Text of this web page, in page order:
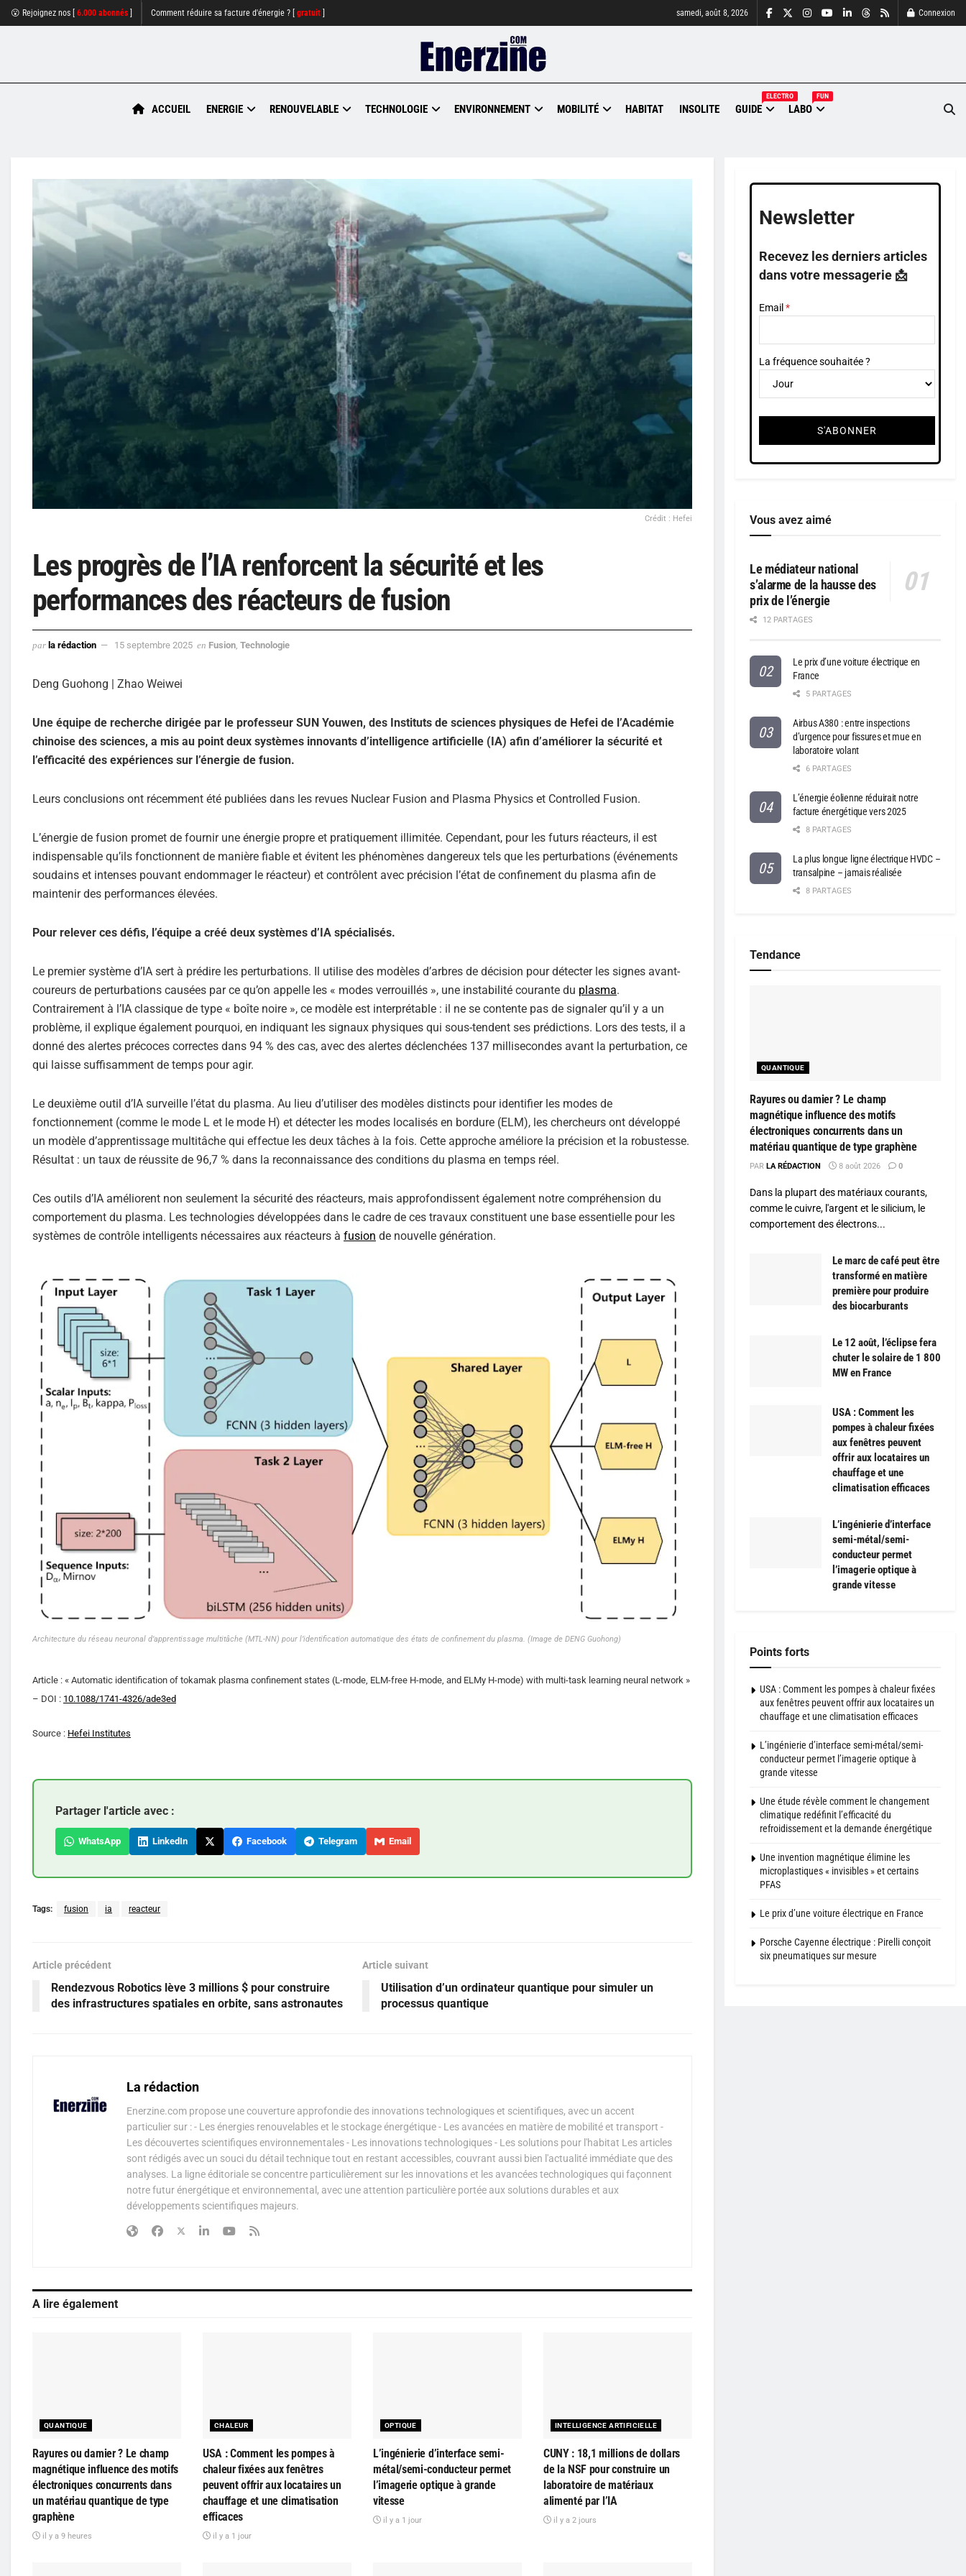
😮 Rejoignez nos [ 6.000 abonnés Comment réduire sa facture d'énergie ? [ gratuit samedi, août 8, 2026 Connexion
ACCUEIL ENERGIE RENOUVELABLE TECHNOLOGIE ENVIRONNEMENT MOBILITÉ HABITAT INSOLITE GUIDE
ELECTRO
LABO
FUN
Crédit : Hefei
Les progrès de l’IA renforcent la sécurité et les
performances des réacteurs de fusion
par la rédaction 15 septembre 2025 en Fusion Technologie
Deng Guohong | Zhao Weiwei
Une équipe de recherche dirigée par le professeur SUN Youwen, des Instituts de sciences physiques de Hefei de l’Académie
chinoise des sciences, a mis au point deux systèmes innovants d’intelligence artificielle (IA) afin d’améliorer la sécurité et
l’efficacité des expériences sur l’énergie de fusion.
Leurs conclusions ont récemment été publiées dans les revues Nuclear Fusion and Plasma Physics et Controlled Fusion.
L’énergie de fusion promet de fournir une énergie propre et pratiquement illimitée. Cependant, pour les futurs réacteurs, il est
indispensable qu’ils fonctionnent de manière fiable et évitent les phénomènes dangereux tels que les perturbations (événements
soudains et intenses pouvant endommager le réacteur) et contrôlent avec précision l’état de confinement du plasma afin de
maintenir des performances élevées.
Pour relever ces défis, l’équipe a créé deux systèmes d’IA spécialisés.
Le premier système d’IA sert à prédire les perturbations. Il utilise des modèles d’arbres de décision pour détecter les signes avant-
coureurs de perturbations causées par ce qu’on appelle les « modes verrouillés », une instabilité courante du plasma.
Contrairement à l’IA classique de type « boîte noire », ce modèle est interprétable : il ne se contente pas de signaler qu’il y a un
problème, il explique également pourquoi, en indiquant les signaux physiques qui sous-tendent ses prédictions. Lors des tests, il a
donné des alertes précoces correctes dans 94 % des cas, avec des alertes déclenchées 137 millisecondes avant la perturbation, ce
qui laisse suffisamment de temps pour agir.
Le deuxième outil d’IA surveille l’état du plasma. Au lieu d’utiliser des modèles distincts pour identifier les modes de
fonctionnement (comme le mode L et le mode H) et détecter les modes localisés en bordure (ELM), les chercheurs ont développé
un modèle d’apprentissage multitâche qui effectue les deux tâches à la fois. Cette approche améliore la précision et la robustesse.
Résultat : un taux de réussite de 96,7 % dans la reconnaissance des conditions du plasma en temps réel.
Ces outils d’IA améliorent non seulement la sécurité des réacteurs, mais approfondissent également notre compréhension du
comportement du plasma. Les technologies développées dans le cadre de ces travaux constituent une base essentielle pour les
systèmes de contrôle intelligents nécessaires aux réacteurs à fusion de nouvelle génération.
Architecture du réseau neuronal d’apprentissage multitâche (MTL-NN) pour l’identification automatique des états de confinement du plasma. (Image de DENG Guohong)
Article : « Automatic identification of tokamak plasma confinement states (L-mode, ELM-free H-mode, and ELMy H-mode) with multi-task learning neural network »
– DOI : 10.1088/1741-4326/ade3ed
Source : Hefei Institutes
Partager l'article avec :
WhatsApp LinkedIn Facebook Telegram Email
Tags: fusion ia reacteur
Article précédent
Rendezvous Robotics lève 3 millions $ pour construire
des infrastructures spatiales en orbite, sans astronautes
Article suivant
Utilisation d’un ordinateur quantique pour simuler un
processus quantique
La rédaction
Enerzine.com propose une couverture approfondie des innovations technologiques et scientifiques, avec un accent
particulier sur : - Les énergies renouvelables et le stockage énergétique - Les avancées en matière de mobilité et transport -
Les découvertes scientifiques environnementales - Les innovations technologiques - Les solutions pour l'habitat Les articles
sont rédigés avec un souci du détail technique tout en restant accessibles, couvrant aussi bien l'actualité immédiate que des
analyses. La ligne éditoriale se concentre particulièrement sur les innovations et les avancées technologiques qui façonnent
notre futur énergétique et environnemental, avec une attention particulière portée aux solutions durables et aux
développements scientifiques majeurs.
A lire également
QUANTIQUE
Rayures ou damier ? Le champ
magnétique influence des motifs
électroniques concurrents dans
un matériau quantique de type
graphène
il y a 9 heures
CHALEUR
USA : Comment les pompes à
chaleur fixées aux fenêtres
peuvent offrir aux locataires un
chauffage et une climatisation
efficaces
il y a 1 jour
OPTIQUE
L’ingénierie d’interface semi-
métal/semi-conducteur permet
l’imagerie optique à grande
vitesse
il y a 1 jour
INTELLIGENCE ARTIFICIELLE
CUNY : 18,1 millions de dollars
de la NSF pour construire un
laboratoire de matériaux
alimenté par l’IA
il y a 2 jours
Newsletter
Recevez les derniers articles
dans votre messagerie 📩
Email
La fréquence souhaitée ?
Vous avez aimé
Le médiateur national
s’alarme de la hausse des
prix de l’énergie
12 PARTAGES
Le prix d’une voiture électrique en
France
5 PARTAGES
Airbus A380 : entre inspections
d’urgence pour fissures et mue en
laboratoire volant
6 PARTAGES
L’énergie éolienne réduirait notre
facture énergétique vers 2025
8 PARTAGES
La plus longue ligne électrique HVDC –
transalpine – jamais réalisée
8 PARTAGES
Tendance
QUANTIQUE
Rayures ou damier ? Le champ
magnétique influence des motifs
électroniques concurrents dans un
matériau quantique de type graphène
PAR LA RÉDACTION 8 août 2026 0
Dans la plupart des matériaux courants,
comme le cuivre, l'argent et le silicium, le
comportement des électrons...
Le marc de café peut être
transformé en matière
première pour produire
des biocarburants
Le 12 août, l’éclipse fera
chuter le solaire de 1 800
MW en France
USA : Comment les
pompes à chaleur fixées
aux fenêtres peuvent
offrir aux locataires un
chauffage et une
climatisation efficaces
L’ingénierie d’interface
semi-métal/semi-
conducteur permet
l’imagerie optique à
grande vitesse
Points forts
USA : Comment les pompes à chaleur fixées
aux fenêtres peuvent offrir aux locataires un
chauffage et une climatisation efficaces
L’ingénierie d’interface semi-métal/semi-
conducteur permet l’imagerie optique à
grande vitesse
Une étude révèle comment le changement
climatique redéfinit l’efficacité du
refroidissement et la demande énergétique
Une invention magnétique élimine les
microplastiques « invisibles » et certains
PFAS
Le prix d’une voiture électrique en France
Porsche Cayenne électrique : Pirelli conçoit
six pneumatiques sur mesure